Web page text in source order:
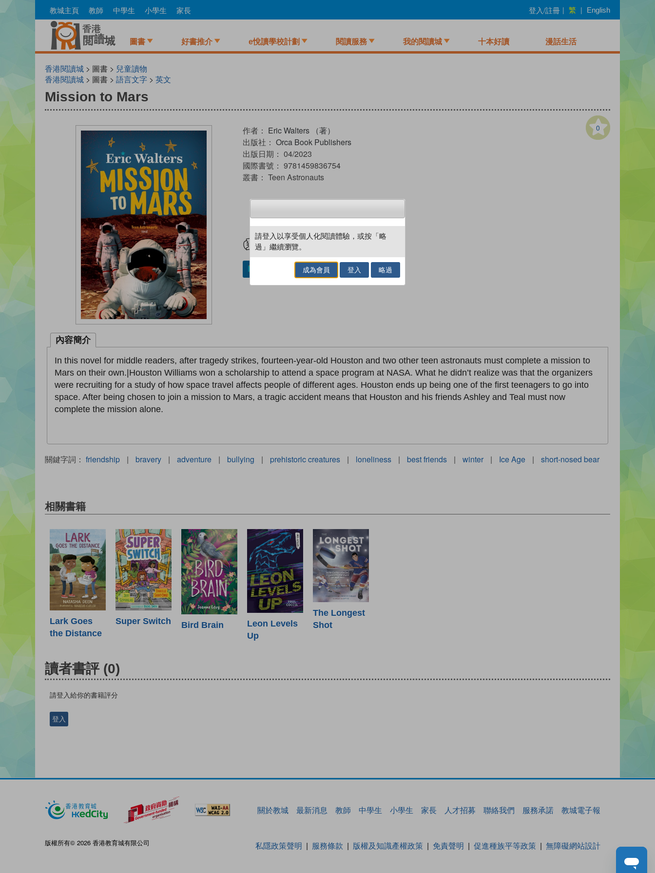
to
教城主頁 教師 中學生 小學生 家長 登入/註冊 | 繁 | English
圖書 好書推介 e悅讀學校計劃 閱讀服務 我的閱讀城 十本好讀 漫話生活
香港閱讀城 > 圖書 > 兒童讀物
香港閱讀城 > 圖書 > 語言文字 > 英文
Mission to Mars
0
作者： Eric Walters （著）
出版社： Orca Book Publishers
出版日期： 04/2023
國際書號： 9781459836754
叢書： Teen Astronauts
試閲 加入閱讀紀錄
加入／閱讀電子書
內容簡介
In this novel for middle readers, after tragedy strikes, fourteen-year-old Houston and two other teen astronauts must complete a mission to
Mars on their own.|Houston Williams won a scholarship to attend a space program at NASA. What he didn’t realize was that the organizers
were recruiting for a study of how space travel affects people of different ages. Houston ends up being one of the first teenagers to go into
space. After being chosen to join a mission to Mars, a tragic accident means that Houston and his friends Ashley and Teal must now
complete the mission alone.
關鍵字詞： friendship | bravery | adventure | bullying | prehistoric creatures | loneliness | best friends | winter | Ice Age | short-nosed bear
相關書籍
Lark Goes
the Distance
Super Switch Bird Brain
Leon Levels
Up
The Longest
Shot
讀者書評 (0)
請登入給你的書籍評分
登入
關於教城 最新消息 教師 中學生 小學生 家長 人才招募 聯絡我們 服務承諾 教城電子報
版權所有© 2026 香港教育城有限公司 私隱政策聲明 服務條款 版權及知識產權政策 免責聲明 促進種族平等政策 無障礙網站設計
請登入以享受個人化閱讀體驗，或按「略
過」繼續瀏覽。
成為會員 登入 略過